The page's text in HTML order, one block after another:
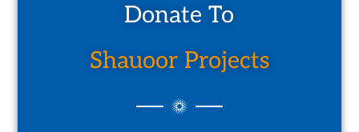
Donate To
Shauoor Projects